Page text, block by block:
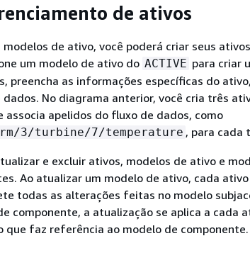
de ativos
de ativo, você poderá criar seus
um modelo de ativo do ACTIVE para criar
preencha as informações específicas do
No diagrama anterior, você cria três
associa apelidos do fluxo de dados, como
3/turbine/7/temperature , para cada
e excluir ativos, modelos de ativo e
Ao atualizar um modelo de ativo, cada
todas as alterações feitas no modelo
componente, a atualização se aplica a cada
que faz referência ao modelo de componente.